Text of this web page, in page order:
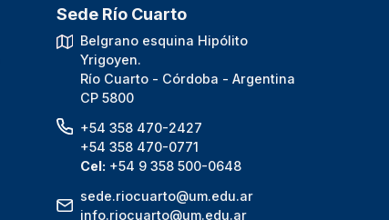
Sede Río Cuarto
Belgrano esquina Hipólito
Yrigoyen.
Río Cuarto - Córdoba - Argentina
CP 5800
+54 358 470-2427
+54 358 470-0771
Cel: +54 9 358 500-0648
sede.riocuarto@um.edu.ar
info.riocuarto@um.edu.ar